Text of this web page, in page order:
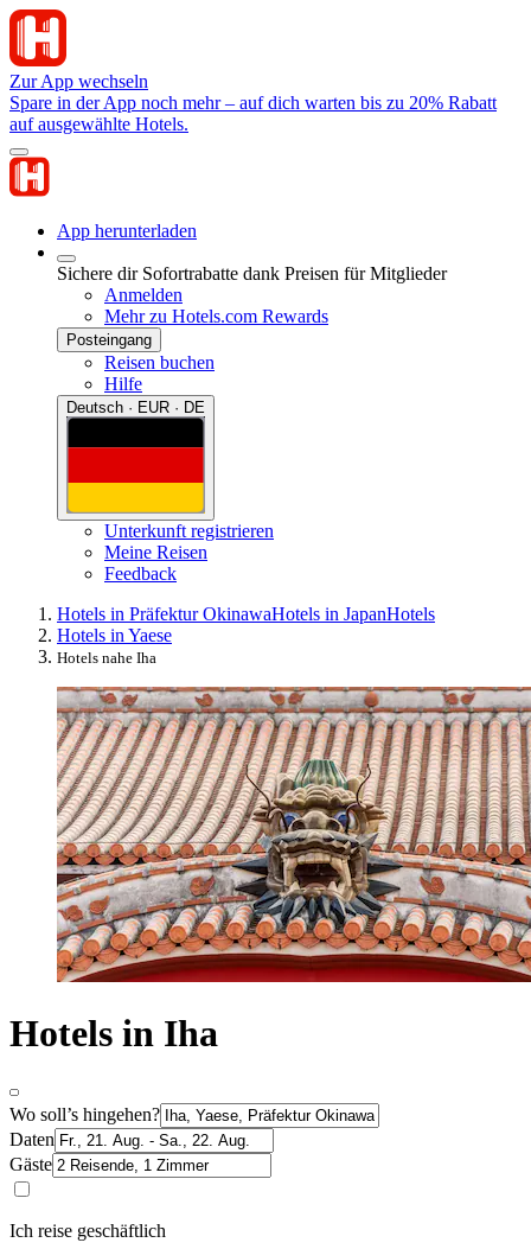
Zur App wechseln
Spare in der App noch mehr – auf dich warten bis zu 20% Rabatt
auf ausgewählte Hotels.
App herunterladen
Sichere dir Sofortrabatte dank Preisen für Mitglieder
Anmelden
Mehr zu Hotels.com Rewards
Posteingang
Reisen buchen
Hilfe
Deutsch · EUR · DE
Unterkunft registrieren
Meine Reisen
Feedback
Hotels in Präfektur OkinawaHotels in JapanHotels
Hotels in Yaese
Hotels nahe Iha
Hotels in Iha
Wo soll’s hingehen?
Daten
Gäste
Ich reise geschäftlich